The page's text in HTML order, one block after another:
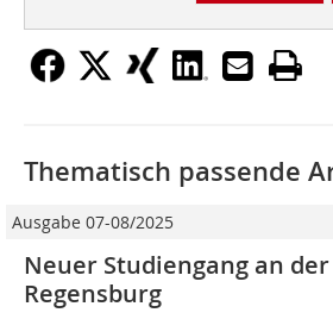
Thematisch passende
Ausgabe 07-08/2025
Neuer Studiengang an der
Regensburg